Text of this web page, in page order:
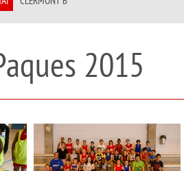
2015